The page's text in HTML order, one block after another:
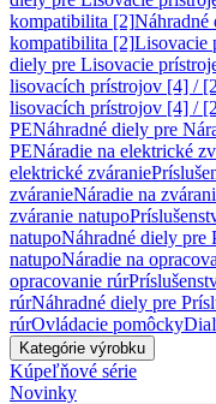
kompatibilita [2]Náhradné
kompatibilita [2]Lisovacie
diely pre Lisovacie
lisovacích prístrojov [4] /
lisovacích prístrojov [4] /
PENáhradné diely pre
PENáradie na elektrické
elektrické zváranie
zváranieNáradie na
zváranie natupo
natupoNáhradné diely pre
natupoNáradie na
opracovanie rúr
rúrNáhradné diely pre
rúrOvládacie pomôcky
Kategórie výrobku
Kúpeľňové série
Novinky